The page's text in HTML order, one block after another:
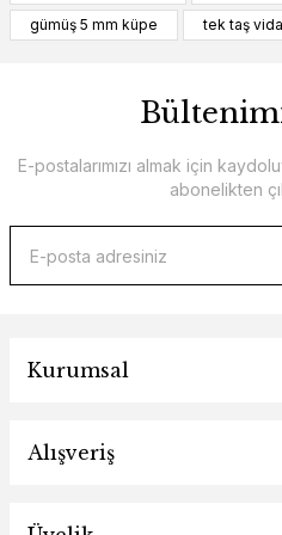
gümüş 5 mm küpe
tek taş
E-postalarımızı almak için
abonelikten
Kurumsal
Alışveriş